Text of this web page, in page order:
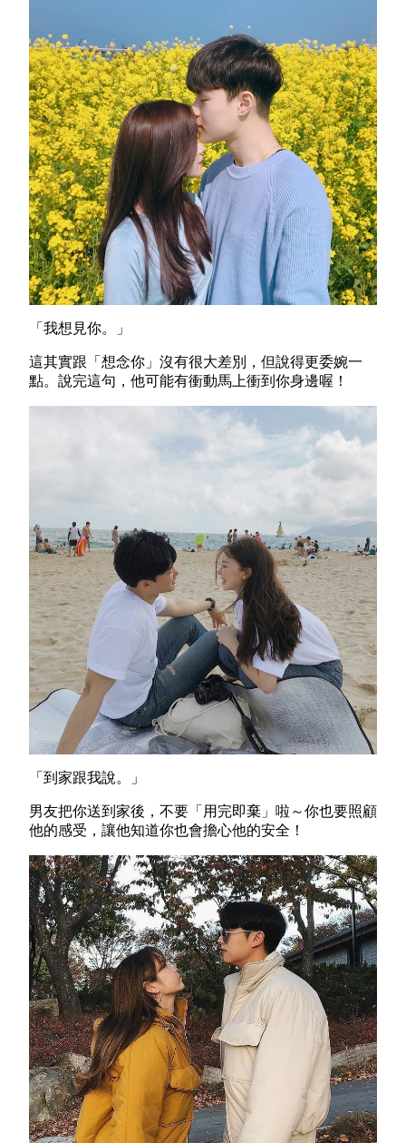
「我想見你。」
這其實跟「想念你」沒有很大差別，但說得更委婉一
點。說完這句，他可能有衝動馬上衝到你身邊喔！
「到家跟我說。」
男友把你送到家後，不要「用完即棄」啦～你也要照顧
他的感受，讓他知道你也會擔心他的安全！